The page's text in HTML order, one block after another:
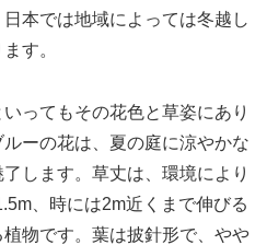
本では地域によっては冬越し
す。
ってもその花色と草姿にあり
ーの花は、夏の庭に涼やかな
します。草丈は、環境により
、時には2m近くまで伸びる
物です。葉は披針形で、やや